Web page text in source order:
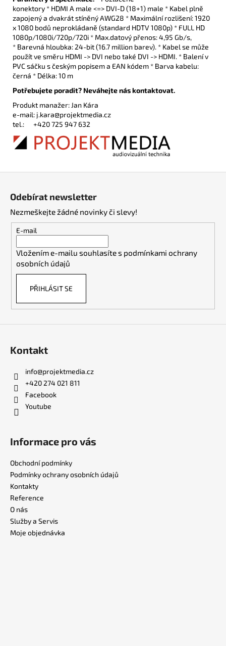
konektory * HDMI A male <=> DVI-D (18+1) male * Kabel plně
zapojený a dvakrát stíněný AWG28 * Maximální rozlišení: 1920
x 1080 bodů neprokládaně (standard HDTV 1080p) * FULL HD
1080p/1080i/720p/720i * Max.datový přenos: 4,95 Gb/s,
* Barevná hloubka: 24-bit (16.7 million barev). * Kabel se může
použít ve směru HDMI -> DVI nebo také DVI -> HDMI. * Balení v
PVC sáčku s českým popisem a EAN kódem * Barva kabelu:
černá * Délka: 10 m
Potřebujete poradit? Neváhejte nás kontaktovat.
Produkt manažer: Jan Kára
e-mail: j.kara@projektmedia.cz
tel.: +420 725 947 632
Odebírat newsletter
Nezmeškejte žádné novinky či slevy!
E-mail
Vložením e-mailu souhlasíte s podmínkami ochrany
osobních údajů
PŘIHLÁSIT SE
Kontakt
info@projektmedia.cz
+420 274 021 811
Facebook
Youtube
Informace pro vás
Obchodní podmínky
Podmínky ochrany osobních údajů
Kontakty
Reference
O nás
Služby a Servis
Moje objednávka